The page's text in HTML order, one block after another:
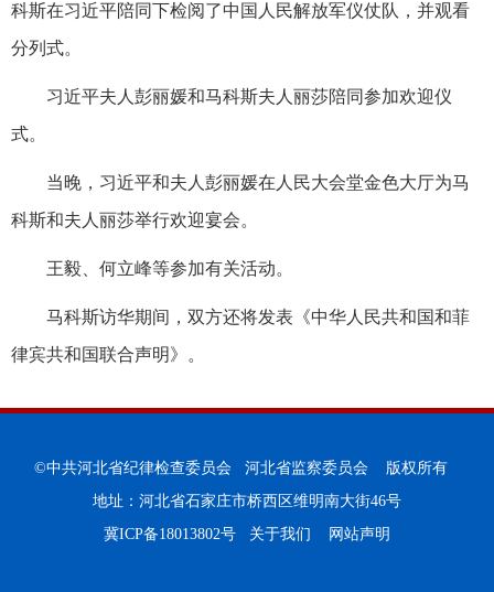
科斯在习近平陪同下检阅了中国人民解放军仪仗队，并观看
分列式。
习近平夫人彭丽媛和马科斯夫人丽莎陪同参加欢迎仪
式。
当晚，习近平和夫人彭丽媛在人民大会堂金色大厅为马
科斯和夫人丽莎举行欢迎宴会。
王毅、何立峰等参加有关活动。
马科斯访华期间，双方还将发表《中华人民共和国和菲
律宾共和国联合声明》。
©中共河北省纪律检查委员会 河北省监察委员会 版权所有
地址：河北省石家庄市桥西区维明南大街46号
冀ICP备18013802号
关于我们 网站声明